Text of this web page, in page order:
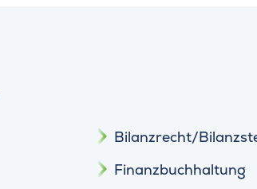
Bilanzrecht/
Finanzbuchhaltung